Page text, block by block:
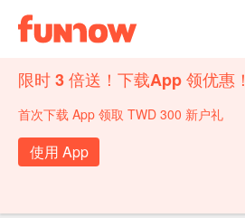
限时 3 倍送！下载App 领优惠！
首次下载 App 领取 TWD 300 新户礼
使用 App